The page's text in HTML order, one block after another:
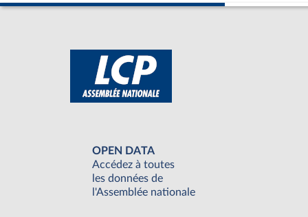
OPEN DATA
Accédez à toutes
les données de
l'Assemblée nationale